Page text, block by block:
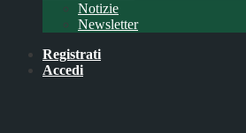
Notizie
Newsletter
Registrati
Accedi